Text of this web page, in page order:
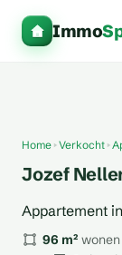
Immo
Home Verkocht
Jozef
Appartement
96 m² wonen